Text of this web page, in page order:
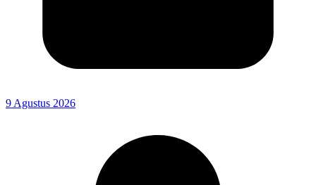
9 Agustus 2026